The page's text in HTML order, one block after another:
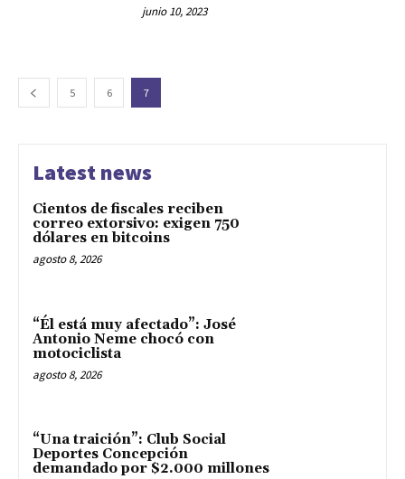
junio 10, 2023
5 6 7
Latest news
Cientos de fiscales reciben
correo extorsivo: exigen 750
dólares en bitcoins
agosto 8, 2026
“Él está muy afectado”: José
Antonio Neme chocó con
motociclista
agosto 8, 2026
“Una traición”: Club Social
Deportes Concepción
demandado por $2.000 millones